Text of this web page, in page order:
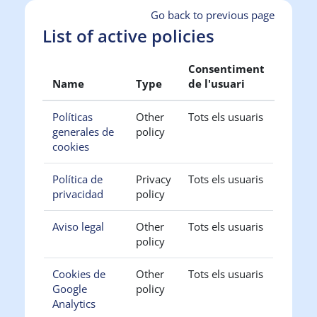
Vés al contingut principal
Go back to previous page
List of active policies
Name Type
Consentiment
de l'usuari
Políticas
generales de
cookies
Other
policy
Tots els usuaris
Política de
privacidad
Privacy
policy
Tots els usuaris
Aviso legal
Other
policy
Tots els usuaris
Cookies de
Google
Analytics
Other
policy
Tots els usuaris